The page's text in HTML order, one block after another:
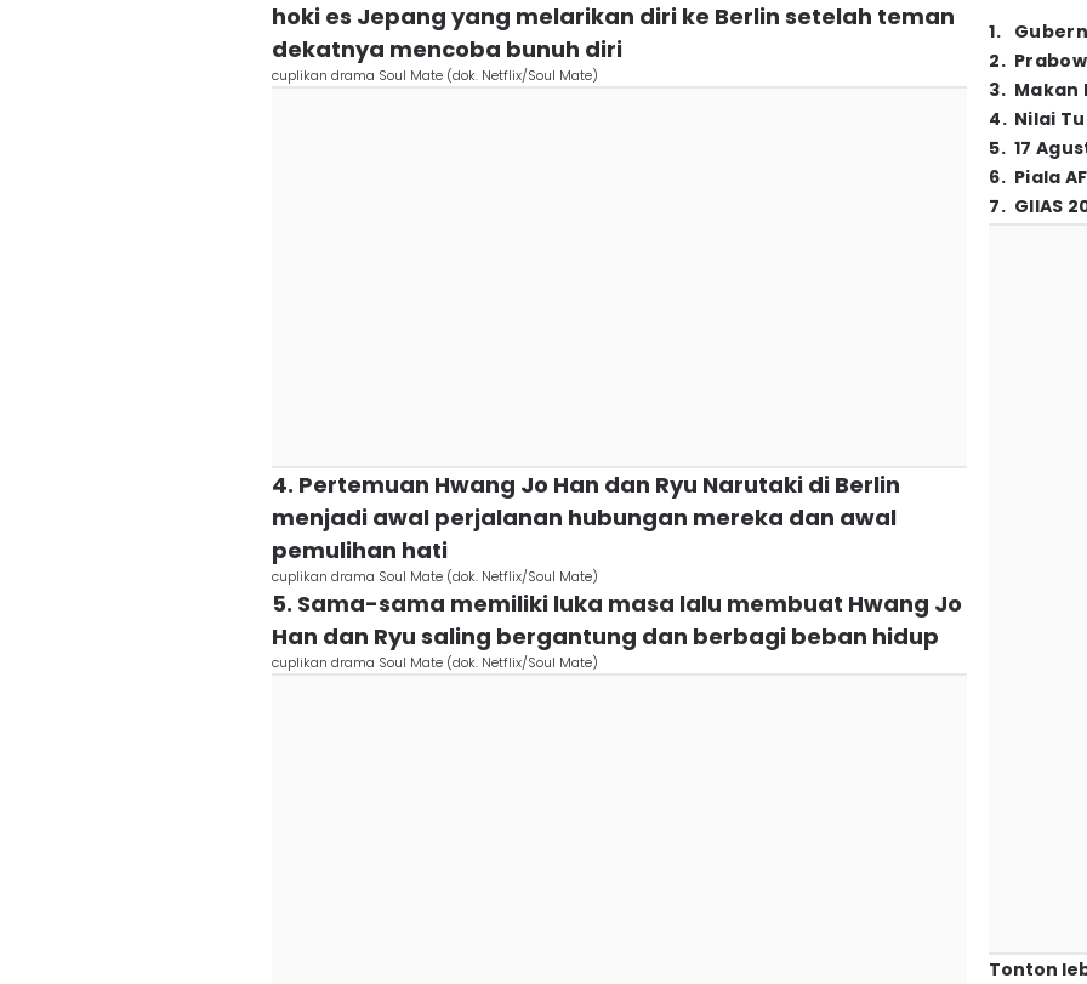
hoki es Jepang yang melarikan diri ke Berlin setelah teman
dekatnya mencoba bunuh diri
cuplikan drama Soul Mate (dok. Netflix/Soul Mate)
4. Pertemuan Hwang Jo Han dan Ryu Narutaki di Berlin
menjadi awal perjalanan hubungan mereka dan awal
pemulihan hati
cuplikan drama Soul Mate (dok. Netflix/Soul Mate)
5. Sama-sama memiliki luka masa lalu membuat Hwang Jo
Han dan Ryu saling bergantung dan berbagi beban hidup
cuplikan drama Soul Mate (dok. Netflix/Soul Mate)
1.
2.
3. Makan
4. Nilai
5. 17
6. Piala
7. GIIAS
Tonton